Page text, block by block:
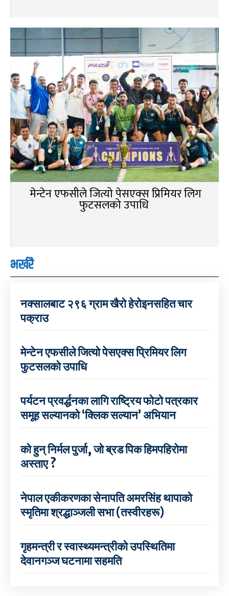
मेन्टेन एफसीले जित्यो पेसएक्स प्रिमियर लिग
फुटसलको उपाधि
भर्खरै
नक्सालबाट २९६ ग्राम खैरो हेरोइनसहित चार
पक्राउ
मेन्टेन एफसीले जित्यो पेसएक्स प्रिमियर लिग
फुटसलको उपाधि
पर्यटन प्रवर्द्धनका लागि राष्ट्रिय फोटो पत्रकार
समूह सल्यानको ‘क्लिक सल्यान’ अभियान
को हुन् निर्मल पुर्जा, जो ब्रड पिक हिमपहिरोमा
अस्ताए ?
नेपाल एकीकरणका सेनापति अमरसिंह थापाको
स्मृतिमा श्रद्धाञ्जली सभा (तस्वीरहरू)
गृहमन्त्री र स्वास्थ्यमन्त्रीको उपस्थितिमा
देवानगञ्ज घटनामा सहमति